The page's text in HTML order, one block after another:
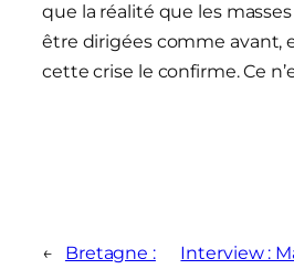
que la réalité que les
être dirigées comme avant,
cette crise le confirme. Ce
←
Bretagne :
Interview :